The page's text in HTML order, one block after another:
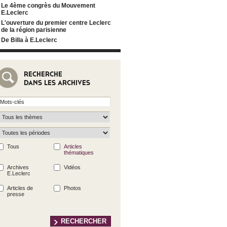
Le 4ème congrès du Mouvement
E.Leclerc
L'ouverture du premier centre Leclerc
de la région parisienne
De Billa à E.Leclerc
RECHERCHE
DANS LES ARCHIVES
Tous
Articles
thématiques
Archives
E.Leclerc
Vidéos
Articles de
presse
Photos